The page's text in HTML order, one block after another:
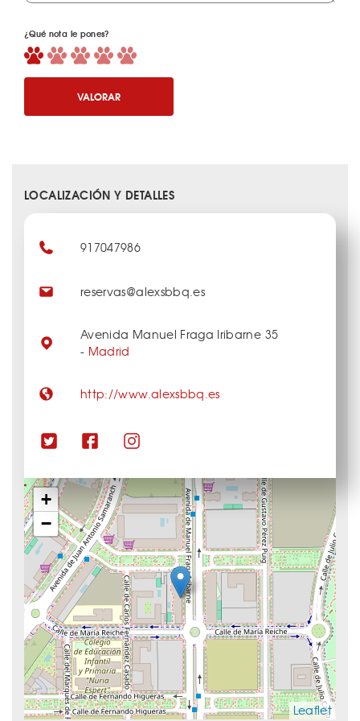
¿Qué nota le pones?
VALORAR
LOCALIZACIÓN Y DETALLES
+
−
Leaflet
917047986
reservas@alexsbbq.es
Avenida Manuel Fraga Iribarne 35
- Madrid
http://www.alexsbbq.es